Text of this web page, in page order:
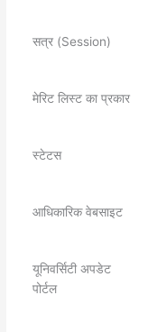
सत्र (Session)
मेरिट लिस्ट का प्रकार
स्टेटस
आधिकारिक वेबसाइट
यूनिवर्सिटी अपडेट
पोर्टल